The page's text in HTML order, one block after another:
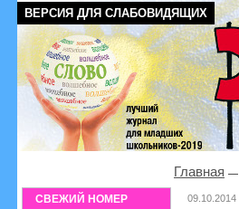
ВЕРСИЯ ДЛЯ СЛАБОВИДЯЩИХ
СВЕЖИЙ НОМЕР
Главная
09.10.2014